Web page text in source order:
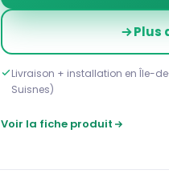
Plus
Livraison + installation en Île-
Suisnes)
Voir la fiche produit